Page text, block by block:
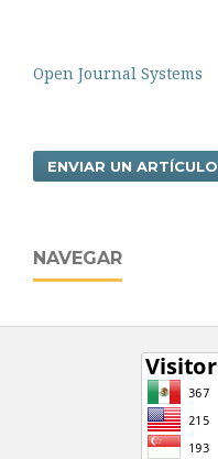
Open Journal Systems
ENVIAR UN ARTÍCULO
NAVEGAR